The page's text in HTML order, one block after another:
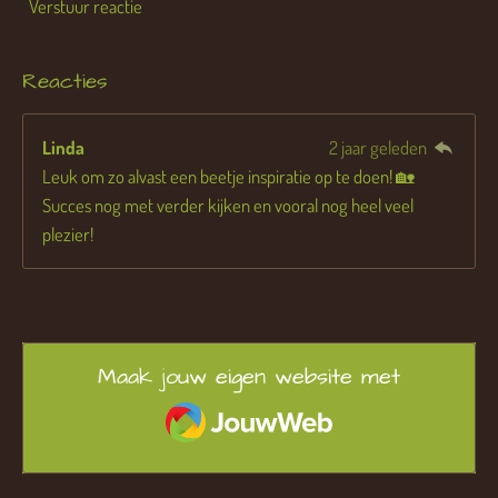
Verstuur reactie
Reacties
Linda
2 jaar geleden
Leuk om zo alvast een beetje inspiratie op te doen! 🏡
Succes nog met verder kijken en vooral nog heel veel
plezier!
Maak jouw eigen website met
JouwWeb